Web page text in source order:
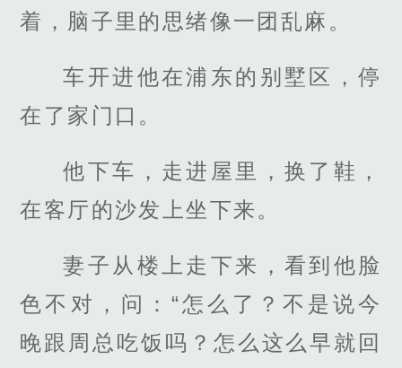
着，脑子里的思绪像一团乱麻。
车开进他在浦东的别墅区，停
在了家门口。
他下车，走进屋里，换了鞋，
在客厅的沙发上坐下来。
妻子从楼上走下来，看到他脸
色不对，问：“怎么了？不是说今
晚跟周总吃饭吗？怎么这么早就回